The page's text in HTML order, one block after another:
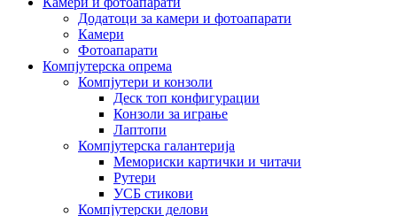
Додатоци за камери и фотоапарати
Камери
Фотоапарати
Компјутерска опрема
Компјутери и конзоли
Деск топ конфигурации
Конзоли за играње
Лаптопи
Компјутерска галантерија
Мемориски картички и читачи
Рутери
УСБ стикови
Компјутерски делови